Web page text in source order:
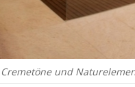
Cremetöne und